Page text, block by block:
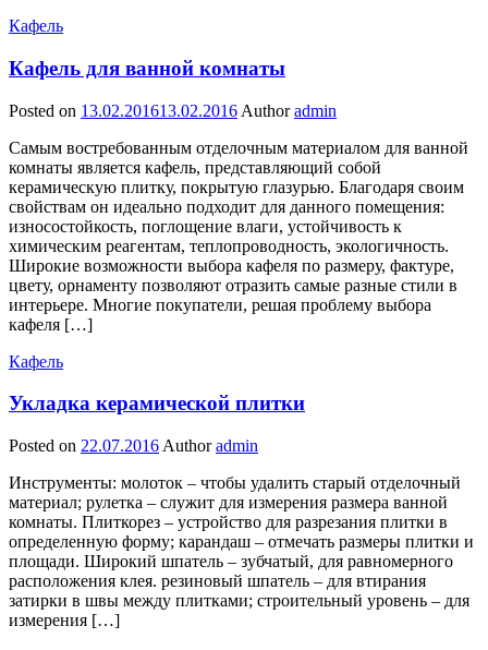
Кафель
Кафель для ванной комнаты
Posted on 13.02.201613.02.2016 Author admin
Самым востребованным отделочным материалом для ванной
комнаты является кафель, представляющий собой
керамическую плитку, покрытую глазурью. Благодаря своим
свойствам он идеально подходит для данного помещения:
износостойкость, поглощение влаги, устойчивость к
химическим реагентам, теплопроводность, экологичность.
Широкие возможности выбора кафеля по размеру, фактуре,
цвету, орнаменту позволяют отразить самые разные стили в
интерьере. Многие покупатели, решая проблему выбора
кафеля […]
Кафель
Укладка керамической плитки
Posted on 22.07.2016 Author admin
Инструменты: молоток – чтобы удалить старый отделочный
материал; рулетка – служит для измерения размера ванной
комнаты. Плиткорез – устройство для разрезания плитки в
определенную форму; карандаш – отмечать размеры плитки и
площади. Широкий шпатель – зубчатый, для равномерного
расположения клея. резиновый шпатель – для втирания
затирки в швы между плитками; строительный уровень – для
измерения […]